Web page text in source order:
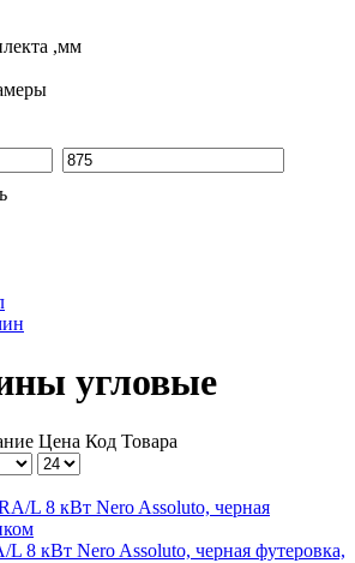
,мм
угловые
Цена Код Товара
L 8 кВт Nero Assoluto, черная футеровка,